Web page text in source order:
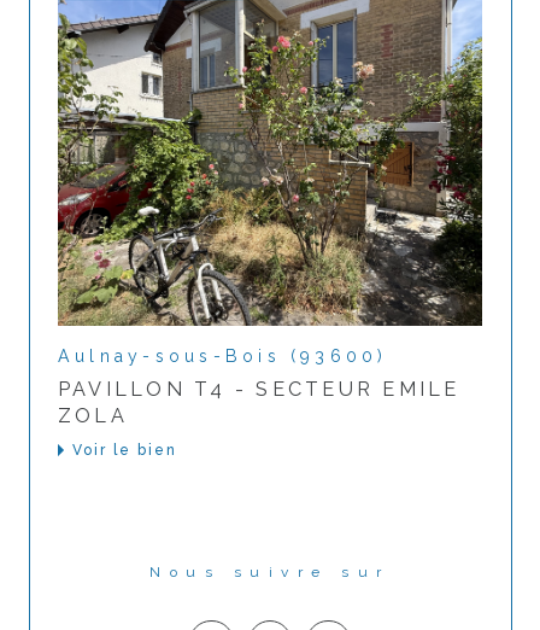
Aulnay-sous-Bois (93600)
PAVILLON T4 - SECTEUR EMILE
ZOLA
Voir le bien
Nous suivre sur